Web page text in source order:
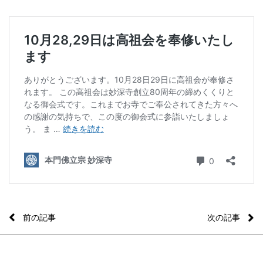
前の記事 次の記事